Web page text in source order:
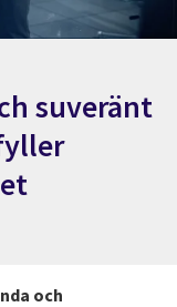
suveränt
och